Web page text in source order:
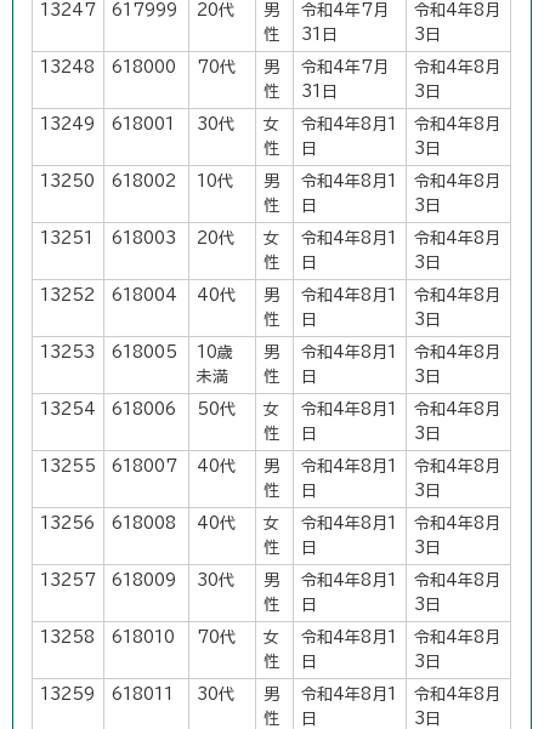
13247 617999 20代
男
性
令和4年7月
31日
令和4年8月
3日
13248 618000 70代
男
性
令和4年7月
31日
令和4年8月
3日
13249 618001 30代
女
性
令和4年8月1
日
令和4年8月
3日
13250 618002 10代
男
性
令和4年8月1
日
令和4年8月
3日
13251 618003 20代
女
性
令和4年8月1
日
令和4年8月
3日
13252 618004 40代
男
性
令和4年8月1
日
令和4年8月
3日
13253 618005
10歳
未満
男
性
令和4年8月1
日
令和4年8月
3日
13254 618006 50代
女
性
令和4年8月1
日
令和4年8月
3日
13255 618007 40代
男
性
令和4年8月1
日
令和4年8月
3日
13256 618008 40代
女
性
令和4年8月1
日
令和4年8月
3日
13257 618009 30代
男
性
令和4年8月1
日
令和4年8月
3日
13258 618010 70代
女
性
令和4年8月1
日
令和4年8月
3日
13259 618011 30代
男
性
令和4年8月1
日
令和4年8月
3日